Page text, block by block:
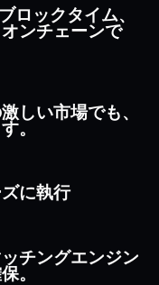
ロックタイム、
ンチェーンで
しい市場でも、
。
に執行
チングエンジン
。